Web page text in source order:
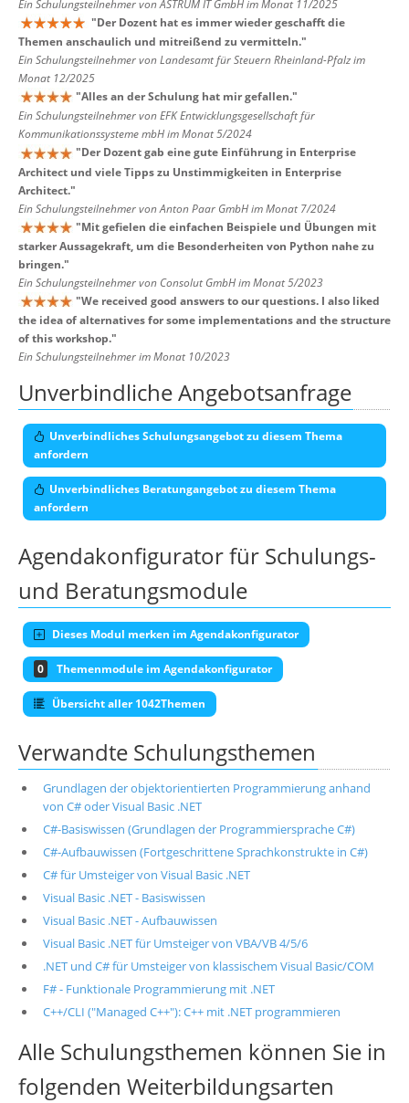
Ein Schulungsteilnehmer von ASTRUM IT GmbH im Monat 11/2025
"Der Dozent hat es immer wieder geschafft die
Themen anschaulich und mitreißend zu vermitteln."
Ein Schulungsteilnehmer von Landesamt für Steuern Rheinland-Pfalz im
Monat 12/2025
"Alles an der Schulung hat mir gefallen."
Ein Schulungsteilnehmer von EFK Entwicklungsgesellschaft für
Kommunikationssysteme mbH im Monat 5/2024
"Der Dozent gab eine gute Einführung in Enterprise
Architect und viele Tipps zu Unstimmigkeiten in Enterprise
Architect."
Ein Schulungsteilnehmer von Anton Paar GmbH im Monat 7/2024
"Mit gefielen die einfachen Beispiele und Übungen mit
starker Aussagekraft, um die Besonderheiten von Python nahe zu
bringen."
Ein Schulungsteilnehmer von Consolut GmbH im Monat 5/2023
"We received good answers to our questions. I also liked
the idea of alternatives for some implementations and the structure
of this workshop."
Ein Schulungsteilnehmer im Monat 10/2023
Unverbindliche Angebotsanfrage
Unverbindliches Schulungsangebot zu diesem Thema
anfordern
Unverbindliches Beratungangebot zu diesem Thema
anfordern
Agendakonfigurator für Schulungs-
und Beratungsmodule
Dieses Modul merken im Agendakonfigurator
0 Themenmodule im Agendakonfigurator
Übersicht aller 1042Themen
Verwandte Schulungsthemen
Grundlagen der objektorientierten Programmierung anhand
von C# oder Visual Basic .NET
C#-Basiswissen (Grundlagen der Programmiersprache C#)
C#-Aufbauwissen (Fortgeschrittene Sprachkonstrukte in C#)
C# für Umsteiger von Visual Basic .NET
Visual Basic .NET - Basiswissen
Visual Basic .NET - Aufbauwissen
Visual Basic .NET für Umsteiger von VBA/VB 4/5/6
.NET und C# für Umsteiger von klassischem Visual Basic/COM
F# - Funktionale Programmierung mit .NET
C++/CLI ("Managed C++"): C++ mit .NET programmieren
Alle Schulungsthemen können Sie in
folgenden Weiterbildungsarten